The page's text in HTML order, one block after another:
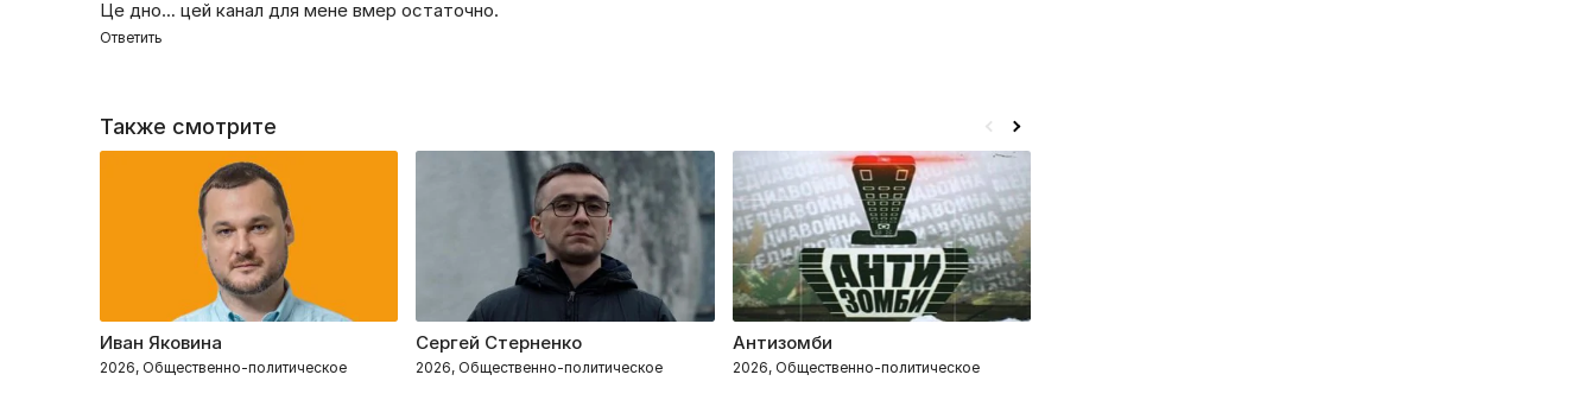
Це дно… цей канал для мене вмер остаточно.
Ответить
Также смотрите
Иван Яковина
2026, Общественно-политическое
Сергей Стерненко
2026, Общественно-политическое
Антизомби
2026, Общественно-политическое